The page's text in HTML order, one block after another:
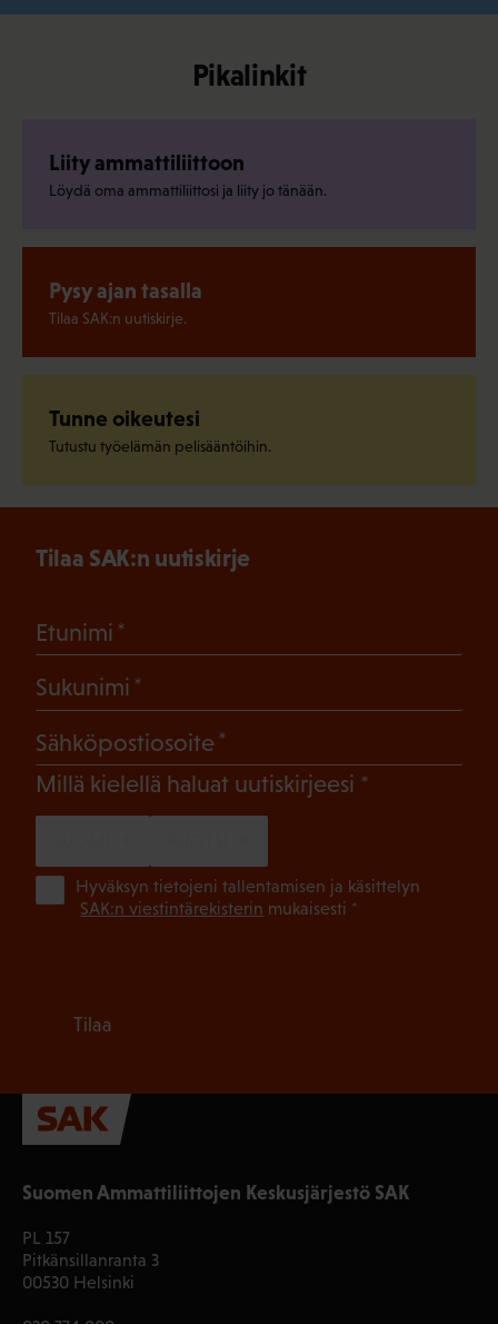
Pikalinkit
Liity ammattiliittoon
Löydä oma ammattiliittosi ja liity jo tänään.
Pysy ajan tasalla
Tilaa SAK:n uutiskirje.
Tunne oikeutesi
Tutustu työelämän pelisääntöihin.
Suomen Ammattiliittojen Keskusjärjestö SAK
PL 157
Pitkänsillanranta 3
00530 Helsinki
Tilaa SAK:n uutiskirje
Etunimi
Sukunimi
Sähköpostiosoite
Millä kielellä haluat uutiskirjeesi (Pakollinen)
Hyväksyn tietojeni tallentamisen ja käsittelyn
SAK:n viestintärekisterin mukaisesti *
Tilaa